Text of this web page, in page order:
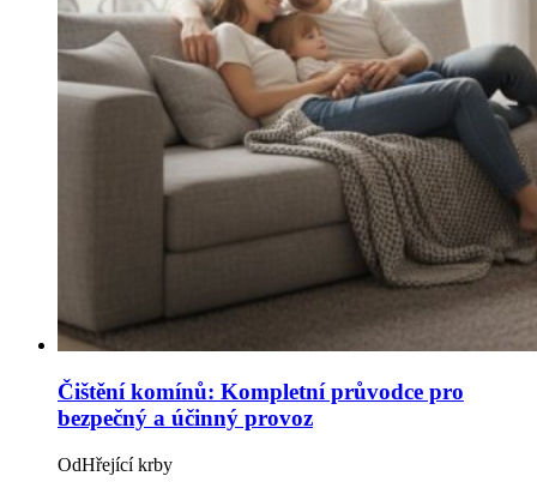
Čištění komínů: Kompletní průvodce pro
bezpečný a účinný provoz
OdHřející krby